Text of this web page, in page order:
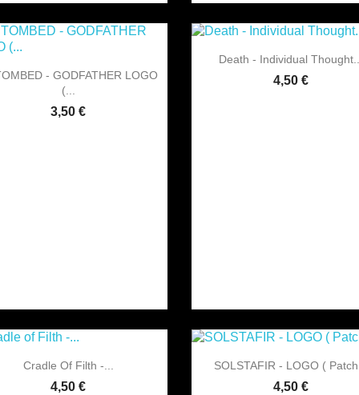
 Vorschau
- GODFATHER LOGO
(...
3,50 €
 Vorschau
Death - Individual Thought...
4,50 €
 Vorschau
Cradle Of Filth -...
4,50 €
 Vorschau
SOLSTAFIR - LOGO (
4,50 €